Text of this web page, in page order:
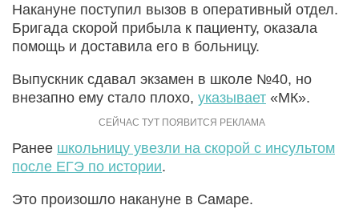
Накануне поступил вызов в оперативный отдел.
Бригада скорой прибыла к пациенту, оказала
помощь и доставила его в больницу.
Выпускник сдавал экзамен в школе №40, но
внезапно ему стало плохо, указывает «МК».
Ранее школьницу увезли на скорой с инсультом
после ЕГЭ по истории.
Это произошло накануне в Самаре.